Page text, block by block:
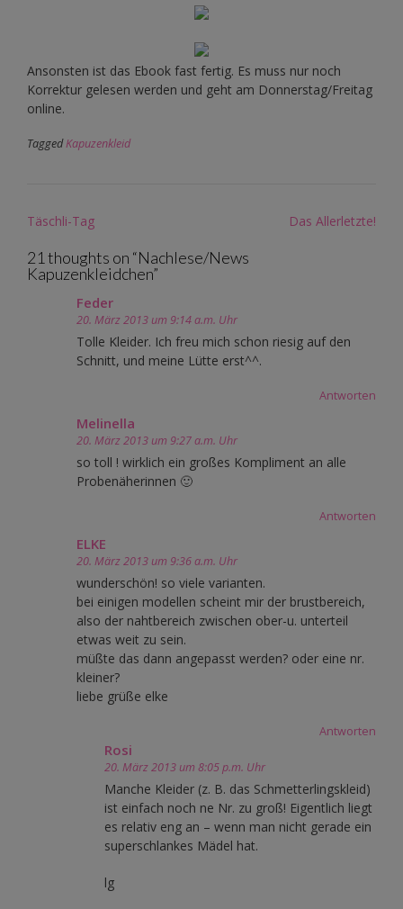
Ansonsten ist das Ebook fast fertig. Es muss nur noch
Korrektur gelesen werden und geht am Donnerstag/Freitag
online.
TaggedKapuzenkleid
Post
Täschli-Tag Das Allerletzte!
21 thoughts on “Nachlese/News
Kapuzenkleidchen”
Feder
20. März 2013 um 9:14 a.m. Uhr
Tolle Kleider. Ich freu mich schon riesig auf den
Schnitt, und meine Lütte erst^^.
Antworten
Melinella
20. März 2013 um 9:27 a.m. Uhr
so toll ! wirklich ein großes Kompliment an alle
Probenäherinnen 🙂
Antworten
ELKE
20. März 2013 um 9:36 a.m. Uhr
wunderschön! so viele varianten.
bei einigen modellen scheint mir der brustbereich,
also der nahtbereich zwischen ober-u. unterteil
etwas weit zu sein.
müßte das dann angepasst werden? oder eine nr.
kleiner?
liebe grüße elke
Antworten
Rosi
20. März 2013 um 8:05 p.m. Uhr
Manche Kleider (z. B. das Schmetterlingskleid)
ist einfach noch ne Nr. zu groß! Eigentlich liegt
es relativ eng an – wenn man nicht gerade ein
superschlankes Mädel hat.
lg